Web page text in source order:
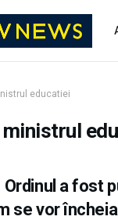
educatiei
ministrul
a fost
se vor